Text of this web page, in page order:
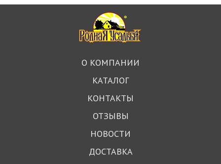
О КОМПАНИИ
КАТАЛОГ
КОНТАКТЫ
ОТЗЫВЫ
НОВОСТИ
ДОСТАВКА